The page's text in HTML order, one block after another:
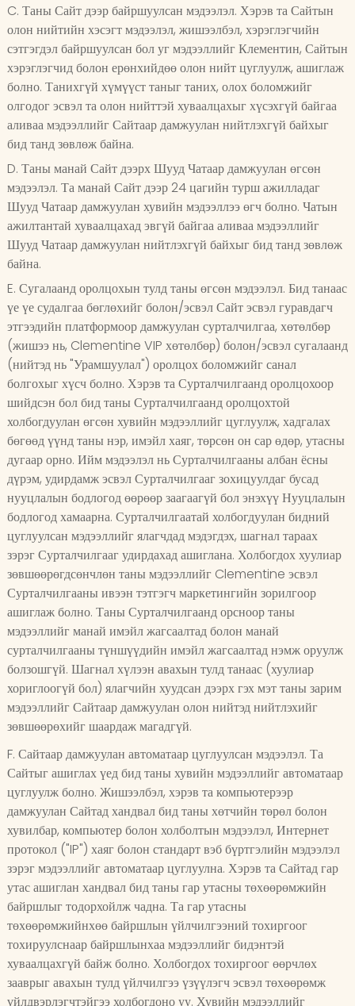
C. Таны Сайт дээр байршуулсан мэдээлэл. Хэрэв та Сайтын
олон нийтийн хэсэгт мэдээлэл, жишээлбэл, хэрэглэгчийн
сэтгэгдэл байршуулсан бол уг мэдээллийг Клементин, Сайтын
хэрэглэгчид болон ерөнхийдөө олон нийт цуглуулж, ашиглаж
болно. Танихгүй хүмүүст таныг таних, олох боломжийг
олгодог эсвэл та олон нийттэй хуваалцахыг хүсэхгүй байгаа
аливаа мэдээллийг Сайтаар дамжуулан нийтлэхгүй байхыг
бид танд зөвлөж байна.
D. Таны манай Сайт дээрх Шууд Чатаар дамжуулан өгсөн
мэдээлэл. Та манай Сайт дээр 24 цагийн турш ажилладаг
Шууд Чатаар дамжуулан хувийн мэдээллээ өгч болно. Чатын
ажилтантай хуваалцахад эвгүй байгаа аливаа мэдээллийг
Шууд Чатаар дамжуулан нийтлэхгүй байхыг бид танд зөвлөж
байна.
E. Сугалаанд оролцохын тулд таны өгсөн мэдээлэл. Бид танаас
үе үе судалгаа бөглөхийг болон/эсвэл Сайт эсвэл гуравдагч
этгээдийн платформоор дамжуулан сурталчилгаа, хөтөлбөр
(жишээ нь, Clementine VIP хөтөлбөр) болон/эсвэл сугалаанд
(нийтэд нь "Урамшуулал") оролцох боломжийг санал
болгохыг хүсч болно. Хэрэв та Сурталчилгаанд оролцохоор
шийдсэн бол бид таны Сурталчилгаанд оролцохтой
холбогдуулан өгсөн хувийн мэдээллийг цуглуулж, хадгалах
бөгөөд үүнд таны нэр, имэйл хаяг, төрсөн он сар өдөр, утасны
дугаар орно. Ийм мэдээлэл нь Сурталчилгааны албан ёсны
дүрэм, удирдамж эсвэл Сурталчилгааг зохицуулдаг бусад
нууцлалын бодлогод өөрөөр заагаагүй бол энэхүү Нууцлалын
бодлогод хамаарна. Сурталчилгаатай холбогдуулан бидний
цуглуулсан мэдээллийг ялагчдад мэдэгдэх, шагнал тараах
зэрэг Сурталчилгааг удирдахад ашиглана. Холбогдох хуулиар
зөвшөөрөгдсөнчлөн таны мэдээллийг Clementine эсвэл
Сурталчилгааны ивээн тэтгэгч маркетингийн зорилгоор
ашиглаж болно. Таны Сурталчилгаанд орсноор таны
мэдээллийг манай имэйл жагсаалтад болон манай
сурталчилгааны түншүүдийн имэйл жагсаалтад нэмж оруулж
болзошгүй. Шагнал хүлээн авахын тулд танаас (хуулиар
хориглоогүй бол) ялагчийн хуудсан дээрх гэх мэт таны зарим
мэдээллийг Сайтаар дамжуулан олон нийтэд нийтлэхийг
зөвшөөрөхийг шаардаж магадгүй.
F. Сайтаар дамжуулан автоматаар цуглуулсан мэдээлэл. Та
Сайтыг ашиглах үед бид таны хувийн мэдээллийг автоматаар
цуглуулж болно. Жишээлбэл, хэрэв та компьютерээр
дамжуулан Сайтад хандвал бид таны хөтчийн төрөл болон
хувилбар, компьютер болон холболтын мэдээлэл, Интернет
протокол ("IP") хаяг болон стандарт вэб бүртгэлийн мэдээлэл
зэрэг мэдээллийг автоматаар цуглуулна. Хэрэв та Сайтад гар
утас ашиглан хандвал бид таны гар утасны төхөөрөмжийн
байршлыг тодорхойлж чадна. Та гар утасны
төхөөрөмжийнхөө байршлын үйлчилгээний тохиргоог
тохируулснаар байршлынхаа мэдээллийг бидэнтэй
хуваалцахгүй байж болно. Холбогдох тохиргоог өөрчлөх
зааврыг авахын тулд үйлчилгээ үзүүлэгч эсвэл төхөөрөмж
үйлдвэрлэгчтэйгээ холбогдоно уу. Хувийн мэдээллийг